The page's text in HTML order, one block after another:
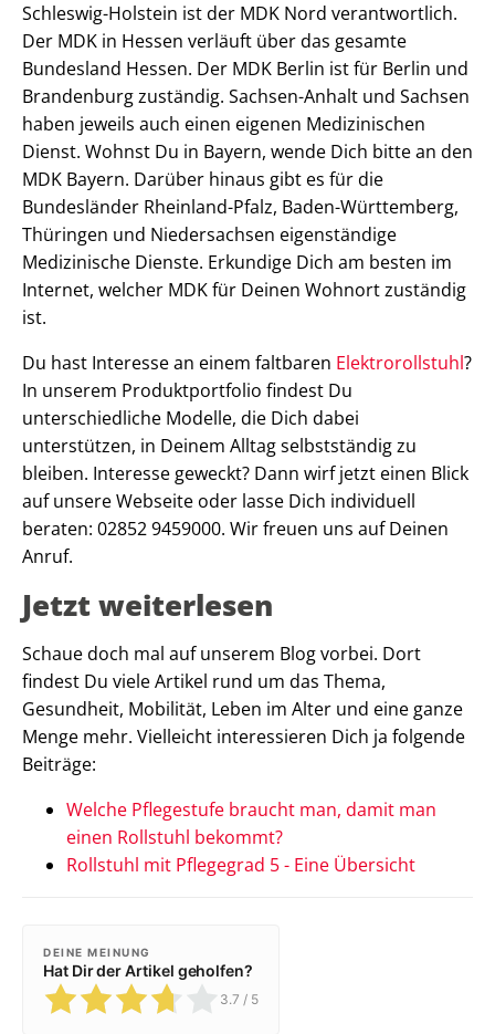
Schleswig-Holstein ist der MDK Nord verantwortlich.
Der MDK in Hessen verläuft über das gesamte
Bundesland Hessen. Der MDK Berlin ist für Berlin und
Brandenburg zuständig. Sachsen-Anhalt und Sachsen
haben jeweils auch einen eigenen Medizinischen
Dienst. Wohnst Du in Bayern, wende Dich bitte an den
MDK Bayern. Darüber hinaus gibt es für die
Bundesländer Rheinland-Pfalz, Baden-Württemberg,
Thüringen und Niedersachsen eigenständige
Medizinische Dienste. Erkundige Dich am besten im
Internet, welcher MDK für Deinen Wohnort zuständig
ist.
Du hast Interesse an einem faltbaren Elektrorollstuhl?
In unserem Produktportfolio findest Du
unterschiedliche Modelle, die Dich dabei
unterstützen, in Deinem Alltag selbstständig zu
bleiben. Interesse geweckt? Dann wirf jetzt einen Blick
auf unsere Webseite oder lasse Dich individuell
beraten: 02852 9459000. Wir freuen uns auf Deinen
Anruf.
Jetzt weiterlesen
Schaue doch mal auf unserem Blog vorbei. Dort
findest Du viele Artikel rund um das Thema,
Gesundheit, Mobilität, Leben im Alter und eine ganze
Menge mehr. Vielleicht interessieren Dich ja folgende
Beiträge:
Welche Pflegestufe braucht man, damit man
einen Rollstuhl bekommt?
Rollstuhl mit Pflegegrad 5 - Eine Übersicht
DEINE MEINUNG
Hat Dir der Artikel geholfen?
3.7 / 5